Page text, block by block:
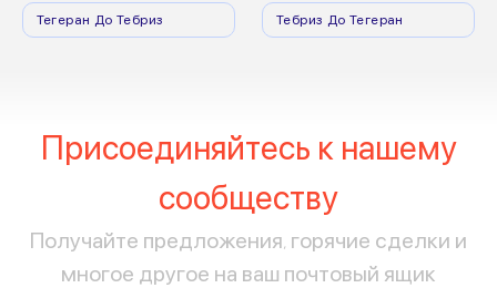
Тегеран До Тебриз Тебриз До Тегеран
Присоединяйтесь к нашему
сообществу
Получайте предложения, горячие сделки и
многое другое на ваш почтовый ящик